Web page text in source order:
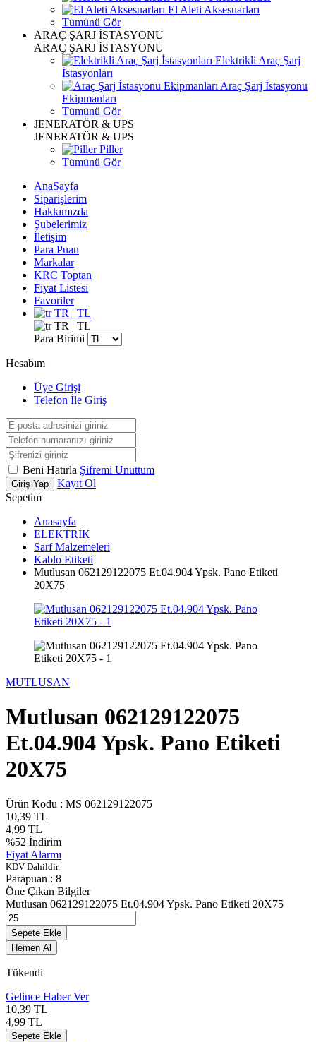
El Aleti Aksesuarları
Tümünü Gör
ARAÇ ŞARJ İSTASYONU
ARAÇ ŞARJ İSTASYONU
Elektrikli Araç Şarj
İstasyonları
Araç Şarj İstasyonu
Ekipmanları
Tümünü Gör
JENERATÖR & UPS
JENERATÖR & UPS
Piller
Tümünü Gör
AnaSayfa
Siparişlerim
Hakkımızda
Şubelerimiz
İletişim
Para Puan
Markalar
KRC Toptan
Fiyat Listesi
Favoriler
TR | TL
TR | TL
Para Birimi
Hesabım
Üye Girişi
Telefon İle Giriş
Beni Hatırla Şifremi Unuttum
Giriş Yap
Kayıt Ol
Sepetim
Anasayfa
ELEKTRİK
Sarf Malzemeleri
Kablo Etiketi
Mutlusan 062129122075 Et.04.904 Ypsk. Pano Etiketi
20X75
MUTLUSAN
Mutlusan 062129122075
Et.04.904 Ypsk. Pano Etiketi
20X75
Ürün Kodu : MS 062129122075
10,39 TL
4,99 TL
%52 İndirim
Fiyat Alarmı
KDV Dahildir.
Parapuan : 8
Öne Çıkan Bilgiler
Mutlusan 062129122075 Et.04.904 Ypsk. Pano Etiketi 20X75
Sepete Ekle
Hemen Al
Tükendi
Gelince Haber Ver
10,39 TL
4,99 TL
Sepete Ekle